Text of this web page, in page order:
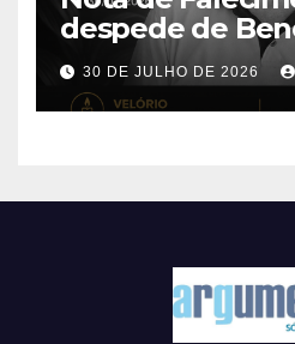
despede de
Aparecido Girão,
“Dito Chaveiro”
30 DE JULHO DE 2026